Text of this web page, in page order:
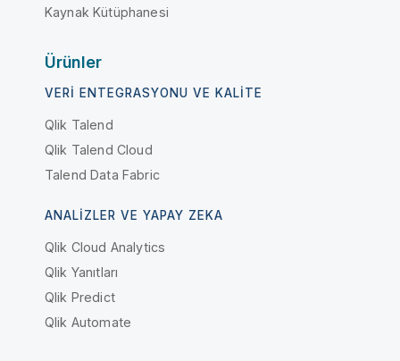
Kaynak Kütüphanesi
Ürünler
VERI ENTEGRASYONU VE KALITE
Qlik Talend
Qlik Talend Cloud
Talend Data Fabric
ANALIZLER VE YAPAY ZEKA
Qlik Cloud Analytics
Qlik Yanıtları
Qlik Predict
Qlik Automate